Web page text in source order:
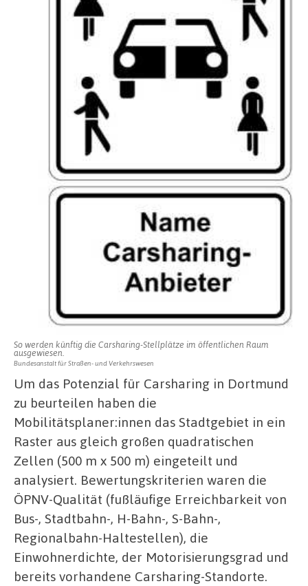
So werden künftig die Carsharing-Stellplätze im öffentlichen Raum
ausgewiesen.
Bundesanstalt für Straßen- und Verkehrswesen
Um das Potenzial für Carsharing in Dortmund
zu beurteilen haben die
Mobilitätsplaner:innen das Stadtgebiet in ein
Raster aus gleich großen quadratischen
Zellen (500 m x 500 m) eingeteilt und
analysiert. Bewertungskriterien waren die
ÖPNV-Qualität (fußläufige Erreichbarkeit von
Bus-, Stadtbahn-, H-Bahn-, S-Bahn-,
Regionalbahn-Haltestellen), die
Einwohnerdichte, der Motorisierungsgrad und
bereits vorhandene Carsharing-Standorte.